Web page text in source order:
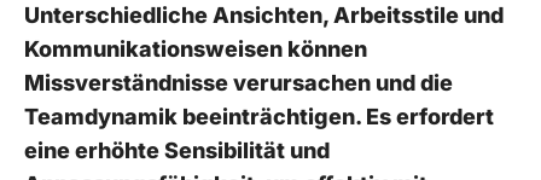
Unterschiedliche Ansichten, Arbeitsstile und
‍Kommunikationsweisen können
Missverständnisse ‍verursachen und ‍die​
Teamdynamik‍ beeinträchtigen. Es erfordert
eine erhöhte⁢ Sensibilität und